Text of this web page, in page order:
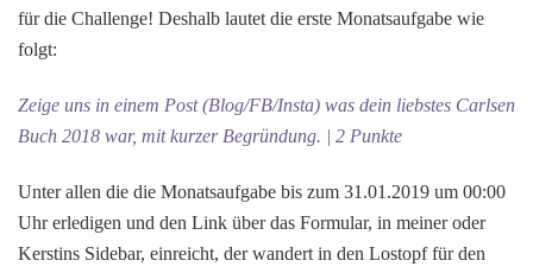
für die Challenge! Deshalb lautet die erste Monatsaufgabe wie
folgt:
Zeige uns in einem Post (Blog/FB/Insta) was dein liebstes Carlsen
Buch 2018 war, mit kurzer Begründung. | 2 Punkte
Unter allen die die Monatsaufgabe bis zum 31.01.2019 um 00:00
Uhr erledigen und den Link über das Formular, in meiner oder
Kerstins Sidebar, einreicht, der wandert in den Lostopf für den